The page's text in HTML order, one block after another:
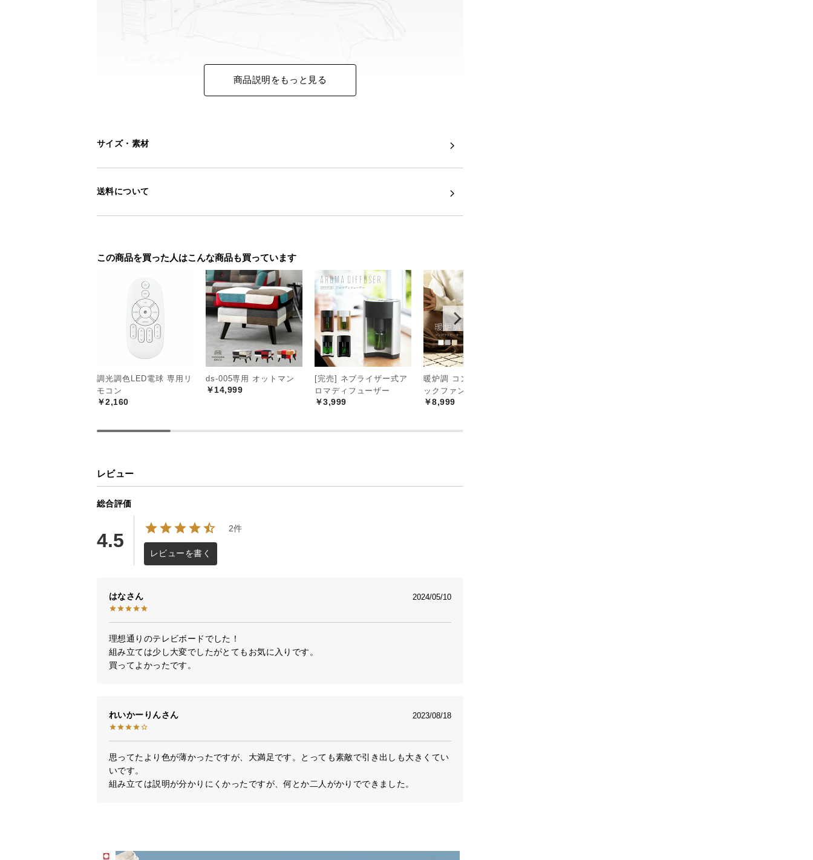
商品説明をもっと見る
サイズ・素材
送料について
この商品を買った人はこんな商品も買っています
調光調色LED電球 専用リ
モコン
￥2,160
ds-005専用 オットマン
￥14,999
[完売] ネブライザー式ア
ロマディフューザー
￥3,999
暖炉調 コンパクトセラミ
ックファンヒーター
￥8,999
レビュー
総合評価
4.5
2件
レビューを書く
はな 2024/05/10
理想通りのテレビボードでした！
組み立ては少し大変でしたがとてもお気に入りです。
買ってよかったです。
れいかーりん 2023/08/18
思ってたより色が薄かったですが、大満足です。とっても素敵で引き出しも大きくてい
いです。
組み立ては説明が分かりにくかったですが、何とか二人がかりでできました。